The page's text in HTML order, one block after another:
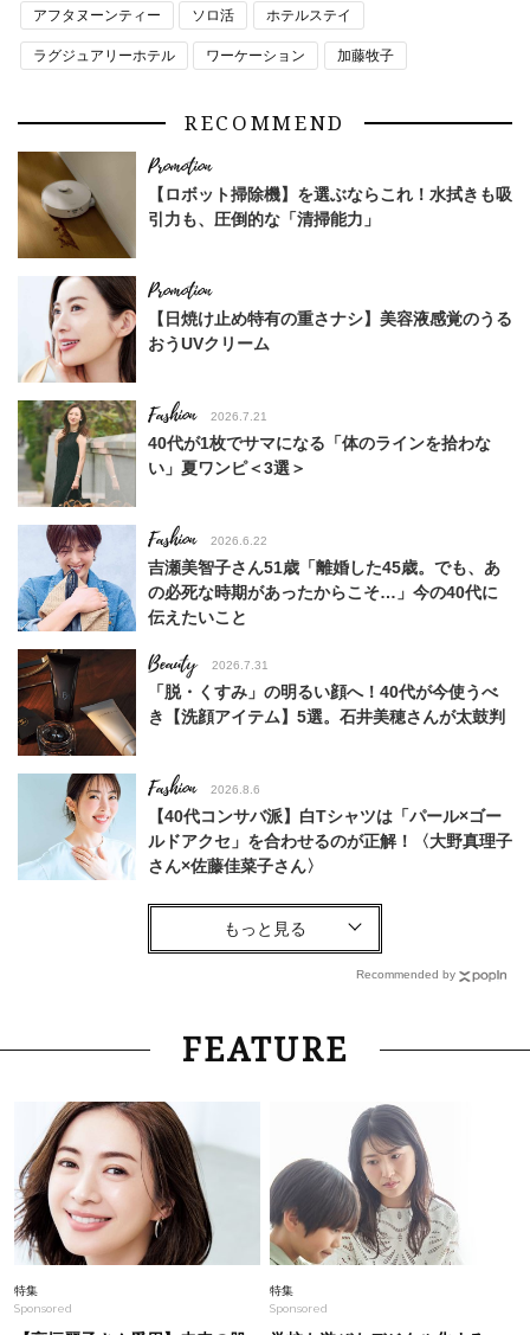
アフタヌーンティー ソロ活 ホテルステイ
ラグジュアリーホテル ワーケーション 加藤牧子
RECOMMEND
【ロボット掃除機】を選ぶならこれ！水拭きも吸
引力も、圧倒的な「清掃能力」
【日焼け止め特有の重さナシ】美容液感覚のうる
おうUVクリーム
Fashion 2026.7.21
40代が1枚でサマになる「体のラインを拾わな
い」夏ワンピ＜3選＞
Fashion 2026.6.22
吉瀬美智子さん51歳「離婚した45歳。でも、あ
の必死な時期があったからこそ…」今の40代に
伝えたいこと
Beauty 2026.7.31
「脱・くすみ」の明るい顔へ！40代が今使うべ
き【洗顔アイテム】5選。石井美穂さんが太鼓判
Fashion 2026.8.6
【40代コンサバ派】白Tシャツは「パール×ゴー
ルドアクセ」を合わせるのが正解！〈大野真理子
さん×佐藤佳菜子さん〉
Lifestyle
サムギョプサルだけじゃない！【ソウル旅行】最
Fashion 2026.5.18
【40代のお仕事コーデ】Allネイビーはトーンの
Lifestyle
「なぜ今こんなに色っぽい？」47歳・アルピー
平子祐希が放つ“大人の色気”の正体とは
【40代夏コーデ】薄着でも地味見えしない！大
Recommended by
FEATURE
特集
Sponsored
特集
Sponsored